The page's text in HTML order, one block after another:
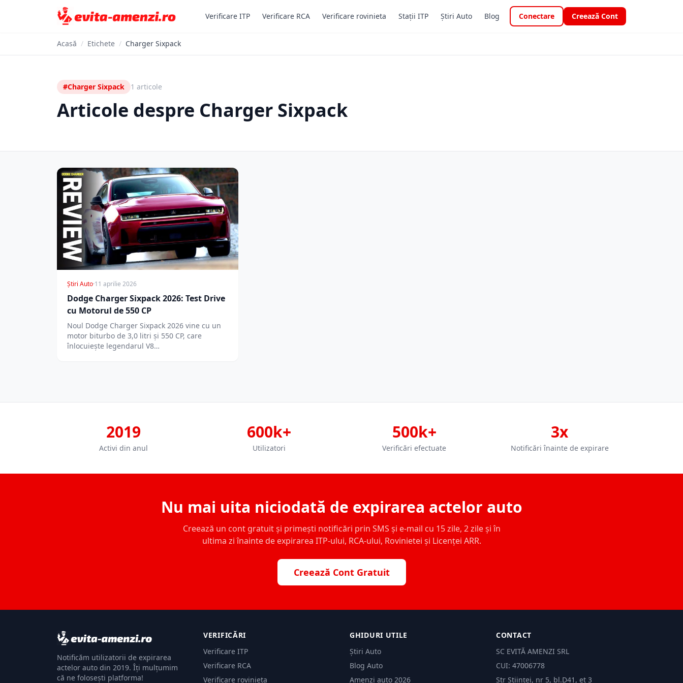
Verificare ITP Verificare RCA Verificare rovinieta Stații ITP Știri Auto Blog Conectare Creează Cont
Acasă / Etichete / Charger Sixpack
#Charger Sixpack 1 articole
Articole despre Charger Sixpack
Știri Auto·11 aprilie 2026
Dodge Charger Sixpack 2026: Test Drive
cu Motorul de 550 CP
Noul Dodge Charger Sixpack 2026 vine cu un
motor biturbo de 3,0 litri și 550 CP, care
înlocuiește legendarul V8…
2019
Activi din anul
600k+
Utilizatori
500k+
Verificări efectuate
3x
Notificări înainte de expirare
Nu mai uita niciodată de expirarea actelor auto
Creează un cont gratuit și primești notificări prin SMS și e-mail cu 15 zile, 2 zile și în
ultima zi înainte de expirarea ITP-ului, RCA-ului, Rovinietei și Licenței ARR.
Creează Cont Gratuit
Notificăm utilizatorii de expirarea
actelor auto din 2019. Îți mulțumim
că ne folosești platforma!
VERIFICĂRI
Verificare ITP
Verificare RCA
Verificare rovinieta
GHIDURI UTILE
Știri Auto
Blog Auto
Amenzi auto 2026
CONTACT
SC EVITĂ AMENZI SRL
CUI: 47006778
Str Științei, nr 5, bl.D41, et 3